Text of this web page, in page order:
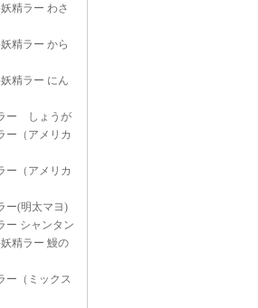
精ラー わさ
精ラー から
精ラー にん
ー しょうが
ー（アメリカ
ー（アメリカ
ー(明太マヨ)
ー シャンタン
精ラー 鰻の
ー（ミックス